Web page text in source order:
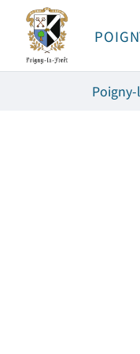
Gestion des traceurs
contenu